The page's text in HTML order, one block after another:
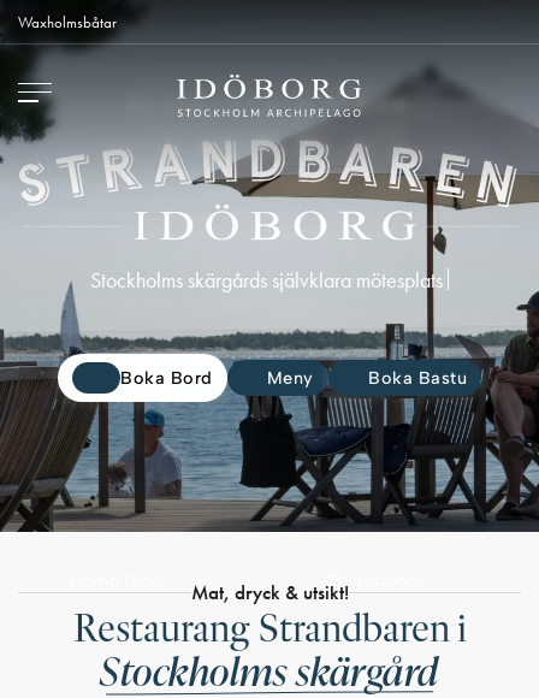
Waxholmsbåtar
RESTAURANTE Y BAR
Stoc
Boka Bord Meny Boka Bastu
Mat, dryck & utsikt!
Restaurang Strandbaren i
Stockholms skärgård